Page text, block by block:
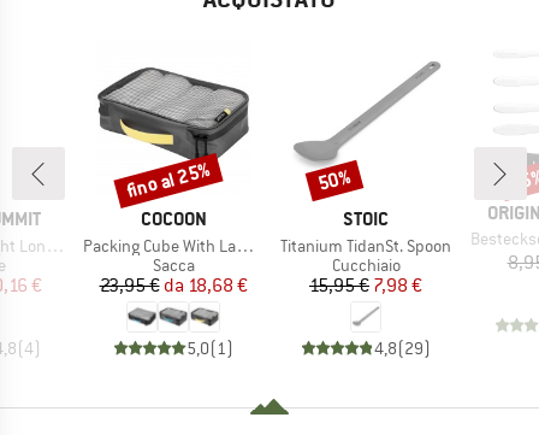
Spork
di prodotti
ridotto
€
(4)
MARCHIO
COCOON
Articolo
Packing Cube With Laminated Net Top
Gruppo di prodotti
Sacca
Prezzo
23,95 € Prezzo ridotto
da 18,68 €
5,0(1 )
Sconto
fino al 25%
MARCHIO
STOIC
Articolo
Titanium TidanSt. Spoon
Gruppo di prodotti
Cucchiaio
Prezzo
15,95 €Prezzo ridotto
7,98 €
4,8(29)
Sconto
50%
Articolo